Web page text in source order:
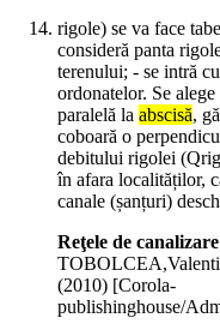
rigole) se va face
consideră panta
terenului; - se intră
ordonatelor. Se
paralelă la abscisă,
coboară o
debitului rigolei
în afara localităților,
canale (șanțuri)
Reţele de
(2010) [Corola-
publishinghouse/